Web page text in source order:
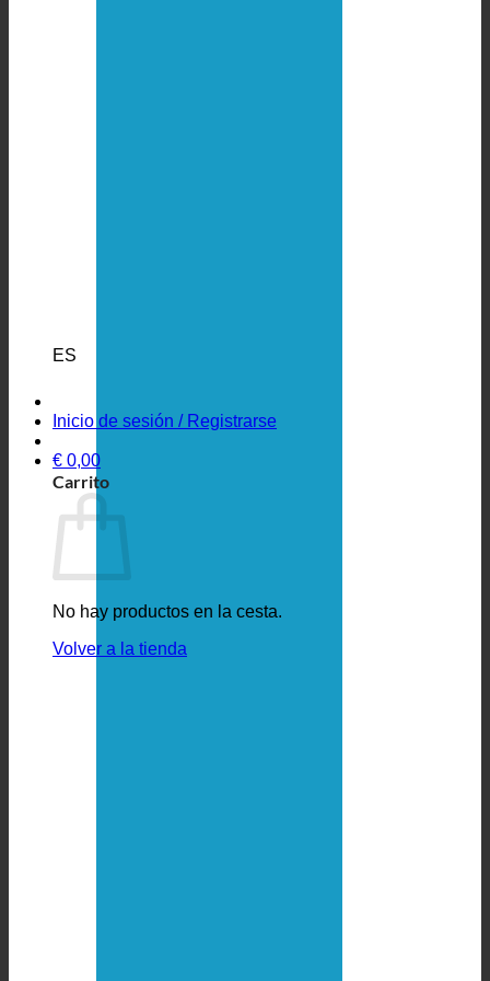
ES
Inicio de sesión / Registrarse
€ 0,00
Carrito
No hay productos en la cesta.
Volver a la tienda